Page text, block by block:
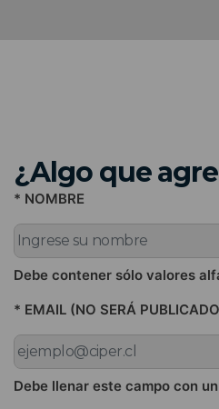
¿Algo que
* NOMBRE
Debe contener sólo valores
* EMAIL (NO SERÁ
Debe llenar este campo con